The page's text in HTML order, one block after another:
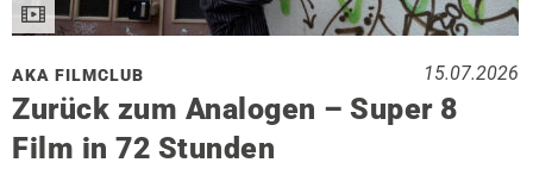
AKA FILMCLUB 15.07.2026
Zurück zum Analogen – Super 8
Film in 72 Stunden